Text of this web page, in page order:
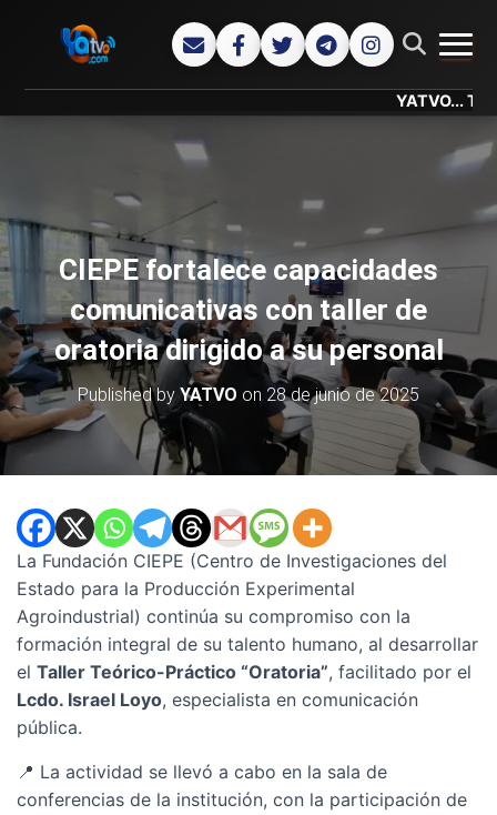
YATVO... Tu
CIEPE fortalece capacidades
comunicativas con taller de
oratoria dirigido a su personal
Published by YATVO on 28 de junio de 2025
La Fundación CIEPE (Centro de Investigaciones del
Estado para la Producción Experimental
Agroindustrial) continúa su compromiso con la
formación integral de su talento humano, al desarrollar
el Taller Teórico-Práctico “Oratoria”, facilitado por el
Lcdo. Israel Loyo, especialista en comunicación
pública.
📍 La actividad se llevó a cabo en la sala de
conferencias de la institución, con la participación de